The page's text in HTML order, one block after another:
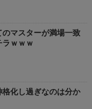
のマスターが満場一致
ｗｗｗ
格化し過ぎなのは分か